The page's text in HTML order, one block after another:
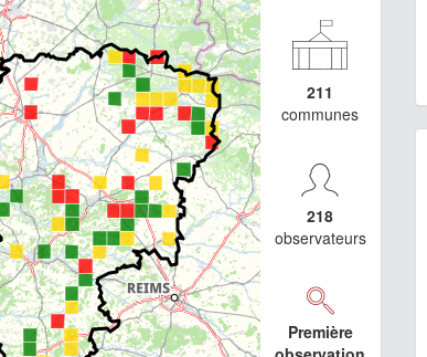
211
communes
218
observateurs
Première